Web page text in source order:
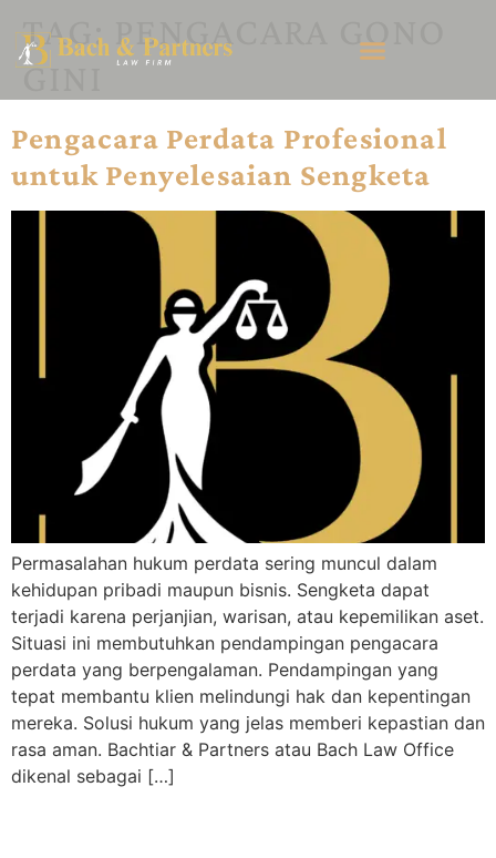
TAG: PENGACARA GONO
GINI
Pengacara Perdata Profesional
untuk Penyelesaian Sengketa
Permasalahan hukum perdata sering muncul dalam
kehidupan pribadi maupun bisnis. Sengketa dapat
terjadi karena perjanjian, warisan, atau kepemilikan aset.
Situasi ini membutuhkan pendampingan pengacara
perdata yang berpengalaman. Pendampingan yang
tepat membantu klien melindungi hak dan kepentingan
mereka. Solusi hukum yang jelas memberi kepastian dan
rasa aman. Bachtiar & Partners atau Bach Law Office
dikenal sebagai […]